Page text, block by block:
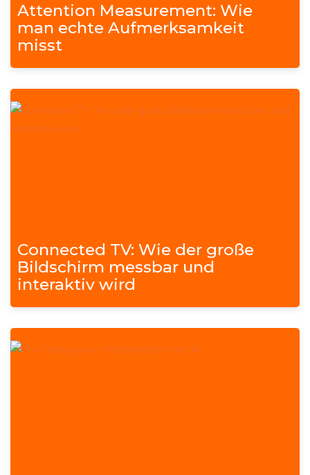
Attention Measurement: Wie
man echte Aufmerksamkeit
misst
Connected TV: Wie der große
Bildschirm messbar und
interaktiv wird